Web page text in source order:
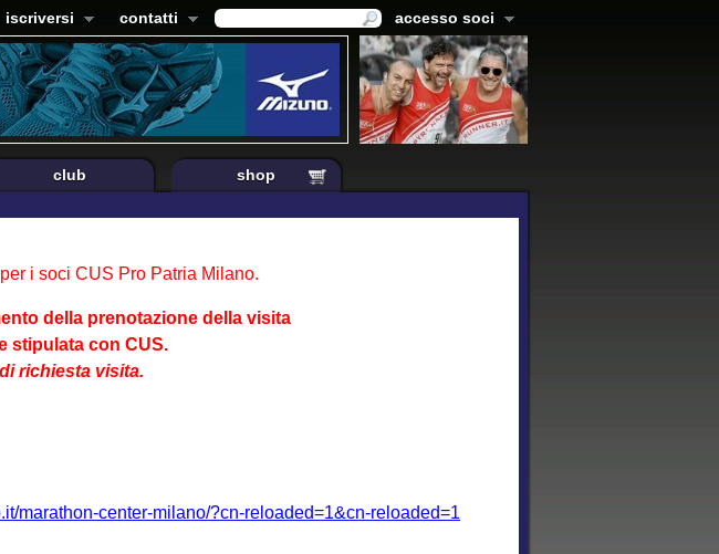
iscriversi contatti accesso soci
club shop
i soci CUS Pro Patria Milano.
della prenotazione della visita
stipulata con CUS.
richiesta visita.
marathon-center-milano/?cn-reloaded=1&cn-reloaded=1